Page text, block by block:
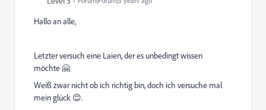
Hallo an alle,
Letzter versuch eine Laien, der es unbedingt wissen
möchte 🤗
Weiß zwar nicht ob ich richtig bin, doch ich versuche mal
mein glück 😊.